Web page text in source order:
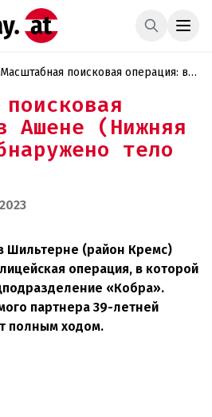
Масштабная поисковая операция: в
обнаружено тело женщины
Ашене (Нижняя
тело
Шильтерне (район Кремс)
операция, в которой
«Кобра».
партнера 39-летней
полным ходом.